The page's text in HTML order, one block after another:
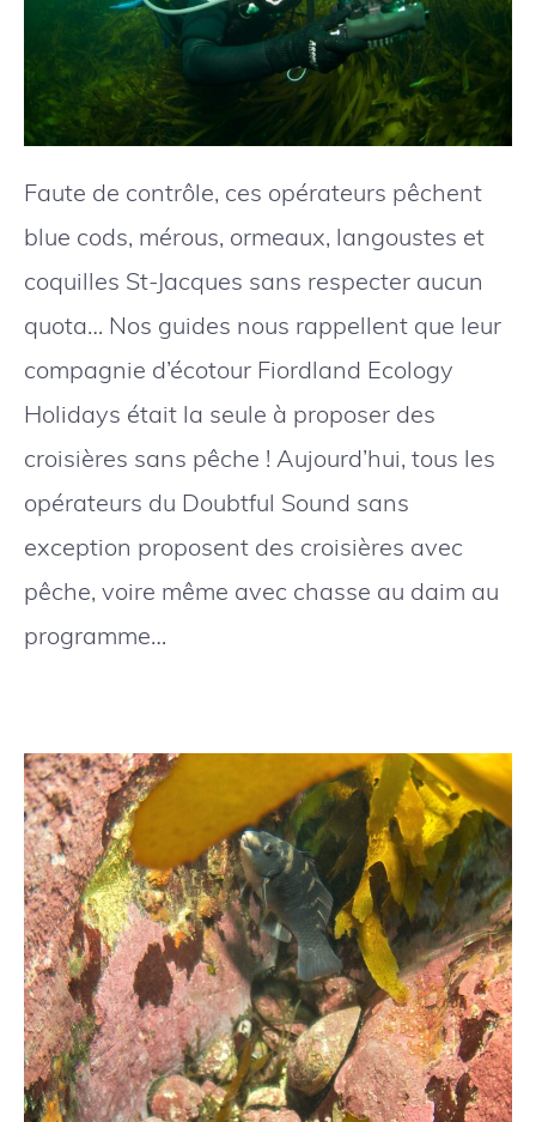
Faute de contrôle, ces opérateurs pêchent
blue cods, mérous, ormeaux, langoustes et
coquilles St-Jacques sans respecter aucun
quota… Nos guides nous rappellent que leur
compagnie d’écotour Fiordland Ecology
Holidays était la seule à proposer des
croisières sans pêche ! Aujourd’hui, tous les
opérateurs du Doubtful Sound sans
exception proposent des croisières avec
pêche, voire même avec chasse au daim au
programme…